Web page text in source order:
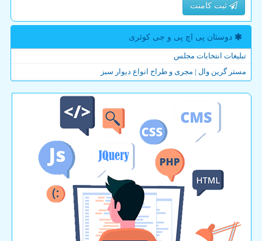
ثبت کامنت
دوستان پی اچ پی و جی كوئری
تبلیغات انتخابات مجلس
مستر گرین وال | مجری و طراح انواع دیوار سبز